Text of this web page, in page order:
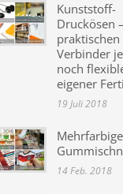
Kunststoff-
Druckösen
praktischen
Verbinder
noch
eigener
19 Juli 2018
Mehrfarbige
14 Feb. 2018